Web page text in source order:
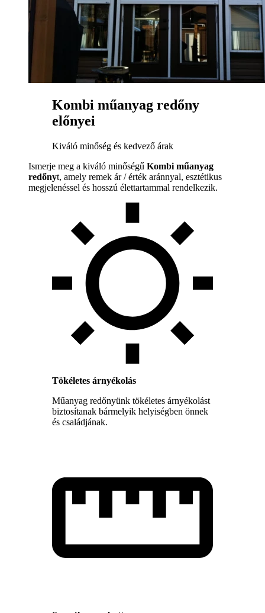
Kombi műanyag redőny
előnyei
Kiváló minőség és kedvező árak
Ismerje meg a kiváló minőségű Kombi műanyag
redőnyt, amely remek ár / érték aránnyal, esztétikus
megjelenéssel és hosszú élettartammal rendelkezik.
Tökéletes árnyékolás
Műanyag redőnyünk tökéletes árnyékolást
biztosítanak bármelyik helyiségben önnek
és családjának.